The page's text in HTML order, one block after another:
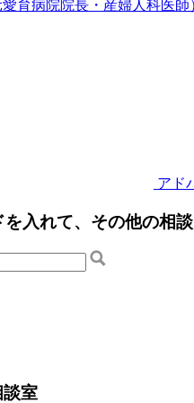
育病院院長・産婦人科医師
アド
入れて、その他の相談
室